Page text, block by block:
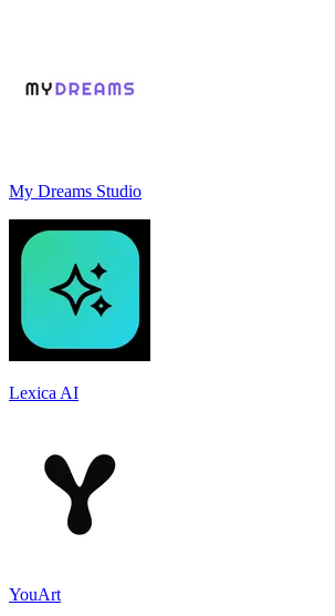
My Dreams Studio
Lexica AI
YouArt